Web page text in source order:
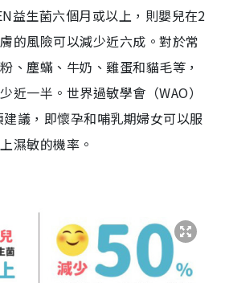
益生菌六個月或以上，則嬰兒在2
的風險可以減少近六成。對於常
、塵蟎、牛奶、雞蛋和貓毛等，
近一半。世界過敏學會（WAO）
議，即懷孕和哺乳期婦女可以服
濕敏的機率。